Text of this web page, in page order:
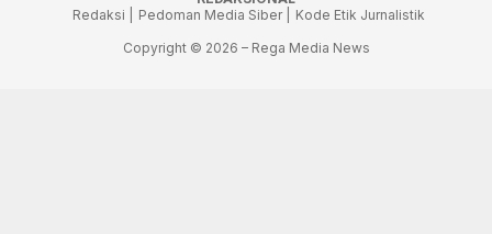
Redaksi |
Pedoman Media Siber |
Kode Etik Jurnalistik
Copyright © 2026 – Rega Media News